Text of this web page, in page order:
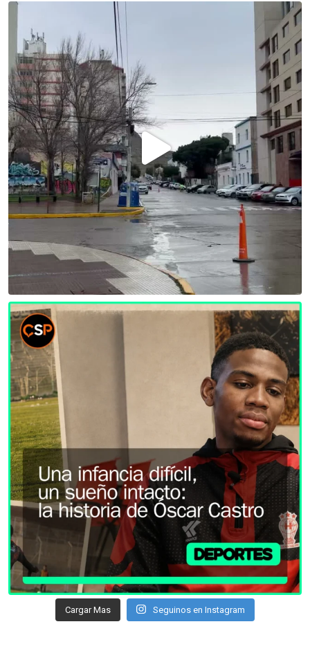
Cargar Mas Seguinos en Instagram